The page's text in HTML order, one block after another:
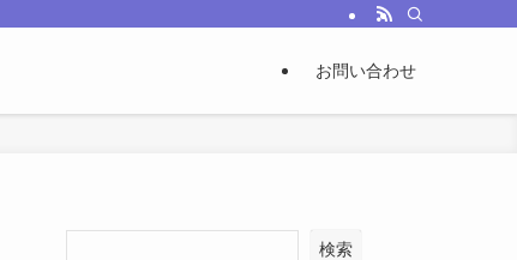
お問い合わせ
検索